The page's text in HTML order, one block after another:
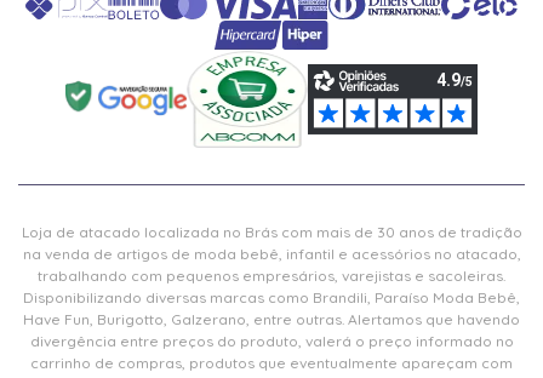
Loja de atacado localizada no Brás com mais de 30 anos de tradição
na venda de artigos de moda bebê, infantil e acessórios no atacado,
trabalhando com pequenos empresários, varejistas e sacoleiras.
Disponibilizando diversas marcas como Brandili, Paraíso Moda Bebê,
Have Fun, Burigotto, Galzerano, entre outras. Alertamos que havendo
divergência entre preços do produto, valerá o preço informado no
carrinho de compras, produtos que eventualmente apareçam com